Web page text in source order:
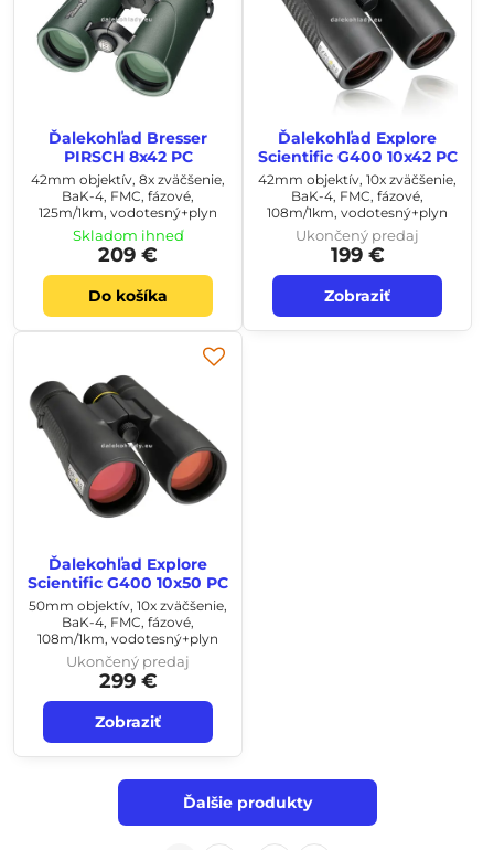
Ďalekohľad Bresser
PIRSCH 8x42 PC
42mm objektív, 8x zväčšenie,
BaK-4, FMC, fázové,
125m/1km, vodotesný+plyn
Skladom ihneď
209 €
Do košíka
Ďalekohľad Explore
Scientific G400 10x42 PC
42mm objektív, 10x zväčšenie,
BaK-4, FMC, fázové,
108m/1km, vodotesný+plyn
Ukončený predaj
199 €
Zobraziť
Ďalekohľad Explore
Scientific G400 10x50 PC
50mm objektív, 10x zväčšenie,
BaK-4, FMC, fázové,
108m/1km, vodotesný+plyn
Ukončený predaj
299 €
Zobraziť
Ďalšie produkty